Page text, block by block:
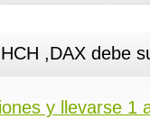
,DAX debe
y llevarse 1